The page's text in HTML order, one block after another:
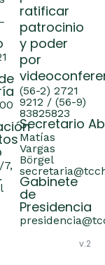
7,
ratificar
patrocinio
y poder
por
(56-2) 2721
9212 / (56-9)
83825823
Secretario
Matías
Vargas
Börgel
Gabinete
de
Presidencia
v.2